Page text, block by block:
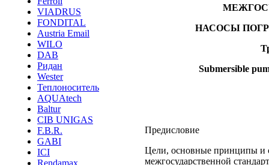
VIADRUS
FONDITAL
Austria Email
WILO
DAB
Ридан
Wester
Теплоноситель
AQUAtech
Baltur
CIB UNIGAS
F.B.R.
GABI
ICI
Rendamax
НАСОСЫ
Submersible
Предисловие
Цели, основные принципы и
межгосударственной